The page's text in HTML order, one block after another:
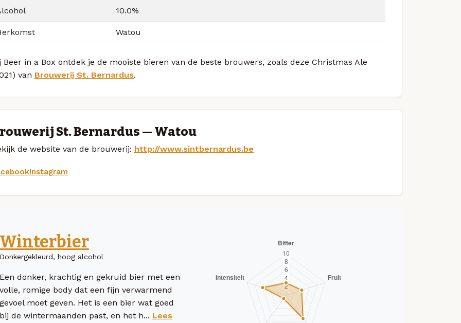
10.0%
Watou
Beer in a Box ontdek je de mooiste bieren van de beste brouwers, zoals deze Christmas Ale
van Brouwerij St. Bernardus.
St. Bernardus — Watou
de website van de brouwerij: http://www.sintbernardus.be
Instagram
Winterbier
Donkergekleurd, hoog alcohol
Een donker, krachtig en gekruid bier met een
volle, romige body dat een fijn verwarmend
gevoel moet geven. Het is een bier wat goed
bij de wintermaanden past, en het h... Lees